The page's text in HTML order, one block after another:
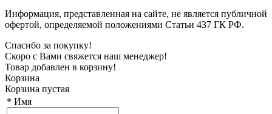
Информация, представленная на сайте, не является публичной
офертой, определяемой положениями Статьи 437 ГК РФ.
Спасибо за покупку!
Скоро с Вами свяжется наш менеджер!
Товар добавлен в корзину!
Корзина
Корзина пустая
* Имя